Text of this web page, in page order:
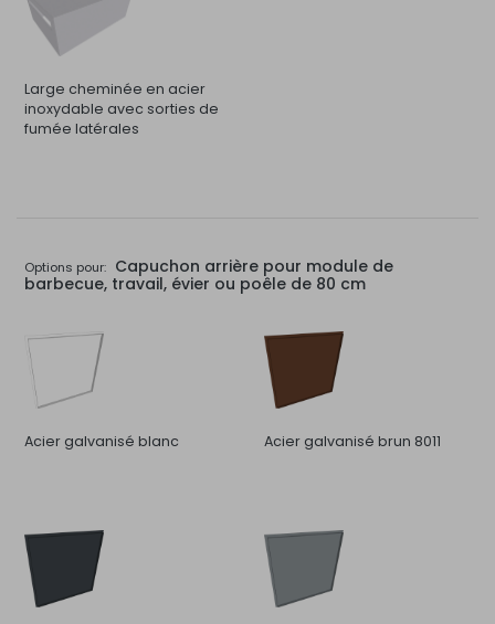
Large cheminée en acier
inoxydable avec sorties de
fumée latérales
Options pour: Capuchon arrière pour module de
barbecue, travail, évier ou poêle de 80 cm
Acier galvanisé blanc Acier galvanisé brun 8011